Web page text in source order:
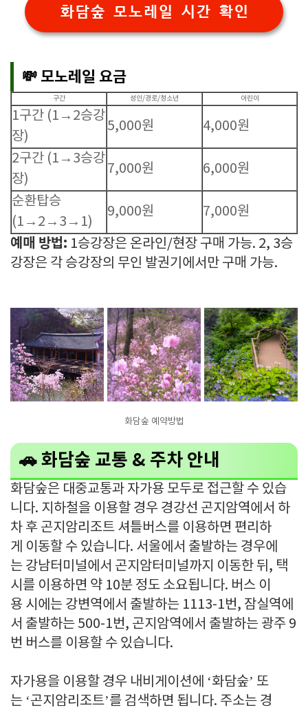
화담숲 모노레일 시간 확인
💸 모노레일 요금
구간 성인/경로/청소년 어린이
1구간 (1→2승강
장)
5,000원 4,000원
2구간 (1→3승강
장)
7,000원 6,000원
순환탑승
(1→2→3→1)
9,000원 7,000원
예매 방법: 1승강장은 온라인/현장 구매 가능. 2, 3승
강장은 각 승강장의 무인 발권기에서만 구매 가능.
화담숲 예약방법
🚗 화담숲 교통 & 주차 안내
화담숲은 대중교통과 자가용 모두로 접근할 수 있습
니다. 지하철을 이용할 경우 경강선 곤지암역에서 하
차 후 곤지암리조트 셔틀버스를 이용하면 편리하
게 이동할 수 있습니다. 서울에서 출발하는 경우에
는 강남터미널에서 곤지암터미널까지 이동한 뒤, 택
시를 이용하면 약 10분 정도 소요됩니다. 버스 이
용 시에는 강변역에서 출발하는 1113-1번, 잠실역에
서 출발하는 500-1번, 곤지암역에서 출발하는 광주 9
번 버스를 이용할 수 있습니다.
자가용을 이용할 경우 내비게이션에 ‘화담숲’ 또
는 ‘곤지암리조트’를 검색하면 됩니다. 주소는 경